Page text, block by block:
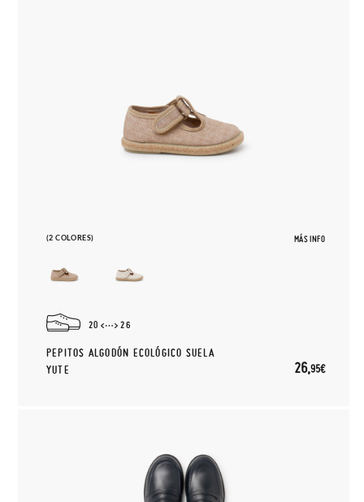
(2 COLORES) MÁS INFO
20 26
PEPITOS ALGODÓN ECOLÓGICO SUELA
YUTE
26,95€